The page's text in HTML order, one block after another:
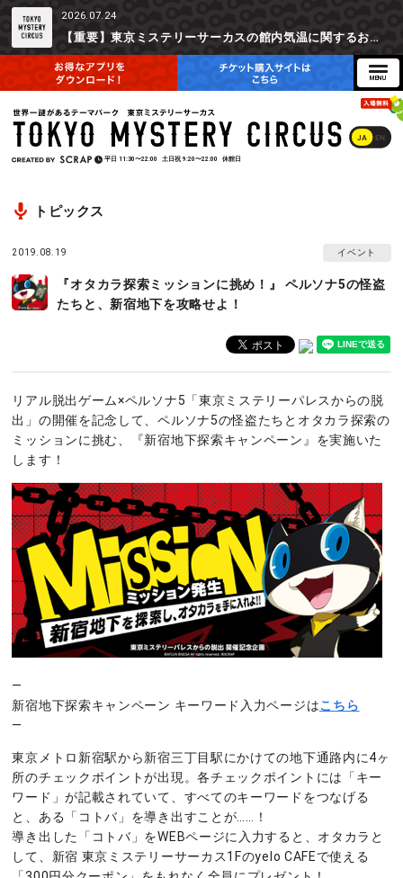
2026.07.24
【重要】東京ミステリーサーカスの館内気温に関するお詫びとご参加辞退時の返金対応について
JA EN
平日 11:30〜22:00 土日祝 9:20〜22:00 休館日
トピックス
2019.08.19 イベント
『オタカラ探索ミッションに挑め！』 ペルソナ5の怪盗
たちと、新宿地下を攻略せよ！
リアル脱出ゲーム×ペルソナ5「東京ミステリーパレスからの脱
出」の開催を記念して、ペルソナ5の怪盗たちとオタカラ探索の
ミッションに挑む、『新宿地下探索キャンペーン』を実施いた
します！
—
新宿地下探索キャンペーン キーワード入力ページはこちら
—
東京メトロ新宿駅から新宿三丁目駅にかけての地下通路内に4ヶ
所のチェックポイントが出現。各チェックポイントには「キー
ワード」が記載されていて、すべてのキーワードをつなげる
と、ある「コトバ」を導き出すことが……！
導き出した「コトバ」をWEBページに入力すると、オタカラと
して、新宿 東京ミステリーサーカス1Fのyelo CAFEで使える